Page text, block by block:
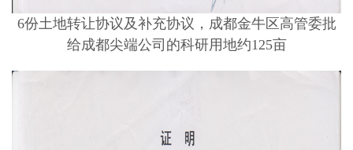
6份土地转让协议及补充协议，成都金牛区高管委批
给成都尖端公司的科研用地约125亩